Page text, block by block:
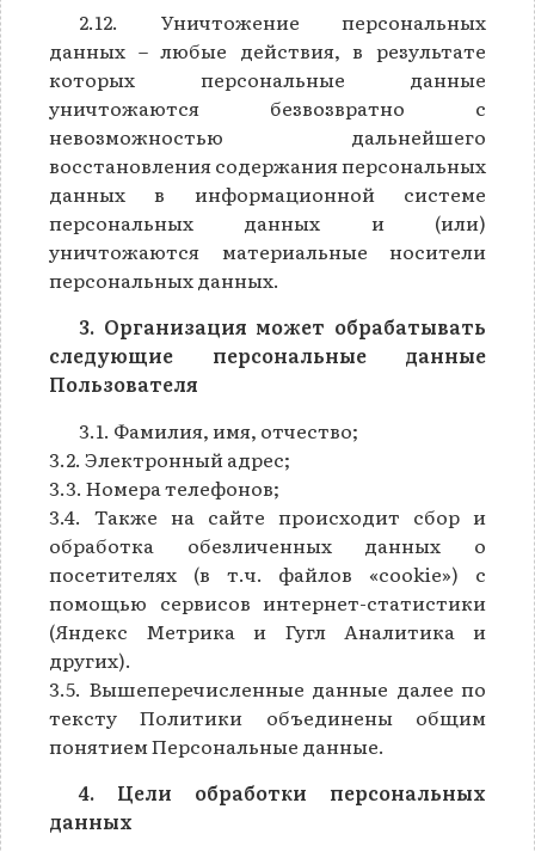
2.12. Уничтожение персональных
данных – любые действия, в результате
которых персональные данные
уничтожаются безвозвратно с
невозможностью дальнейшего
восстановления содержания персональных
данных в информационной системе
персональных данных и (или)
уничтожаются материальные носители
персональных данных.
3. Организация может обрабатывать
следующие персональные данные
Пользователя
3.1. Фамилия, имя, отчество;
3.2. Электронный адрес;
3.3. Номера телефонов;
3.4. Также на сайте происходит сбор и
обработка обезличенных данных о
посетителях (в т.ч. файлов «cookie») с
помощью сервисов интернет-статистики
(Яндекс Метрика и Гугл Аналитика и
других).
3.5. Вышеперечисленные данные далее по
тексту Политики объединены общим
понятием Персональные данные.
4. Цели обработки персональных
данных